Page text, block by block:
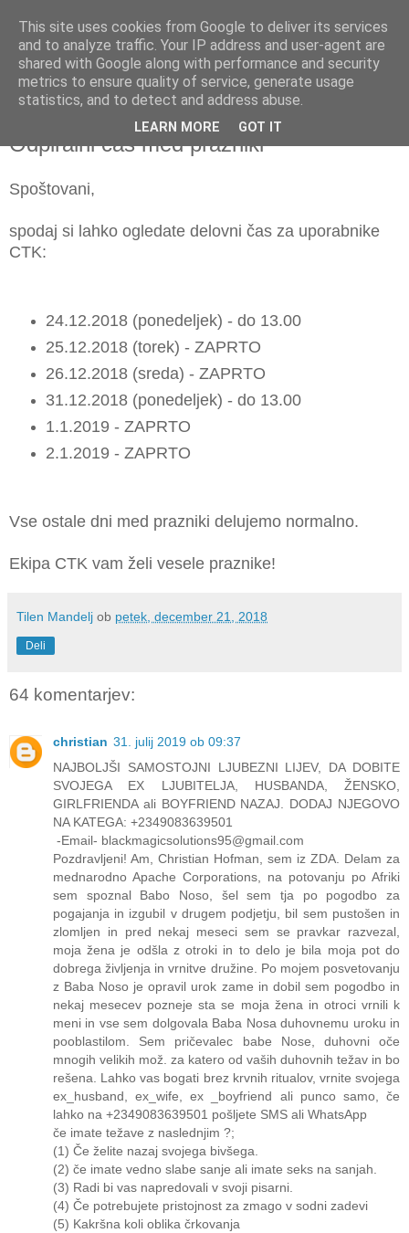
petek, 21. december 2018
Odpiralni čas med prazniki
Spoštovani,
spodaj si lahko ogledate delovni čas za uporabnike
CTK:
24.12.2018 (ponedeljek) - do 13.00
25.12.2018 (torek) - ZAPRTO
26.12.2018 (sreda) - ZAPRTO
31.12.2018 (ponedeljek) - do 13.00
1.1.2019 - ZAPRTO
2.1.2019 - ZAPRTO
Vse ostale dni med prazniki delujemo normalno.
Ekipa CTK vam želi vesele praznike!
Tilen Mandelj ob petek, december 21, 2018
Deli
64 komentarjev:
christian 31. julij 2019 ob 09:37
NAJBOLJŠI SAMOSTOJNI LJUBEZNI LIJEV, DA DOBITE
SVOJEGA EX LJUBITELJA, HUSBANDA, ŽENSKO,
GIRLFRIENDA ali BOYFRIEND NAZAJ. DODAJ NJEGOVO
NA KATEGA: +2349083639501
-Email- blackmagicsolutions95@gmail.com
Pozdravljeni! Am, Christian Hofman, sem iz ZDA. Delam za
mednarodno Apache Corporations, na potovanju po Afriki
sem spoznal Babo Noso, šel sem tja po pogodbo za
pogajanja in izgubil v drugem podjetju, bil sem pustošen in
zlomljen in pred nekaj meseci sem se pravkar razvezal,
moja žena je odšla z otroki in to delo je bila moja pot do
dobrega življenja in vrnitve družine. Po mojem posvetovanju
z Baba Noso je opravil urok zame in dobil sem pogodbo in
nekaj mesecev pozneje sta se moja žena in otroci vrnili k
meni in vse sem dolgovala Baba Nosa duhovnemu uroku in
pooblastilom. Sem pričevalec babe Nose, duhovni oče
mnogih velikih mož. za katero od vaših duhovnih težav in bo
rešena. Lahko vas bogati brez krvnih ritualov, vrnite svojega
ex_husband, ex_wife, ex _boyfriend ali punco samo, če
lahko na +2349083639501 pošljete SMS ali WhatsApp
če imate težave z naslednjim ?;
(1) Če želite nazaj svojega bivšega.
(2) če imate vedno slabe sanje ali imate seks na sanjah.
(3) Radi bi vas napredovali v svoji pisarni.
(4) Če potrebujete pristojnost za zmago v sodni zadevi
(5) Kakršna koli oblika črkovanja
This site uses cookies from Google to deliver its services
and to analyze traffic. Your IP address and user-agent are
shared with Google along with performance and security
metrics to ensure quality of service, generate usage
statistics, and to detect and address abuse.
LEARN MORE GOT IT